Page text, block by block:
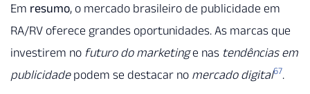
Em resumo, o mercado brasileiro de publicidade em
RA/RV oferece grandes oportunidades. As marcas que
investirem no futuro do marketinge nas tendências em
publicidadepodem se destacar no mercado digital67.